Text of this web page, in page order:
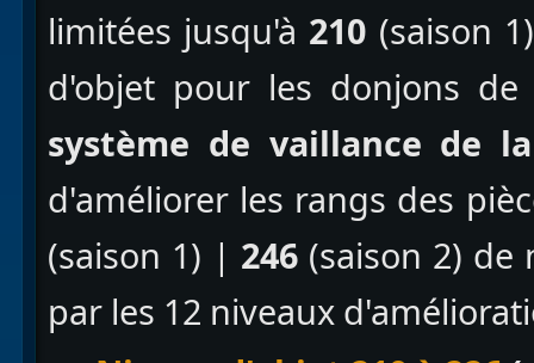
limitées jusqu'à 210 (saison
d'objet pour les donjons
système de vaillance de
d'améliorer les rangs des
(saison 1) | 246 (saison 2)
par les 12 niveaux